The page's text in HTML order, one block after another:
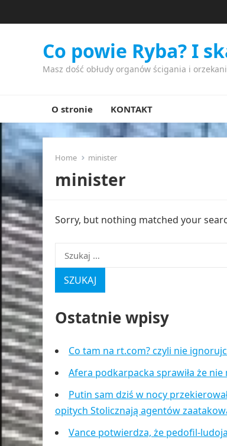
Co powie Ryba? I
Masz dość obłudy organów ścigania i
O stronie KONTAKT
Home minister
minister
Sorry, but nothing matched your
Szukaj:
Ostatnie wpisy
Co tam na rt.com? czyli nie
Afera podkarpacka sprawiła że
Putin sam dziś w nocy
opitych Stolicznają agentów
Vance potwierdza, że pedofil-